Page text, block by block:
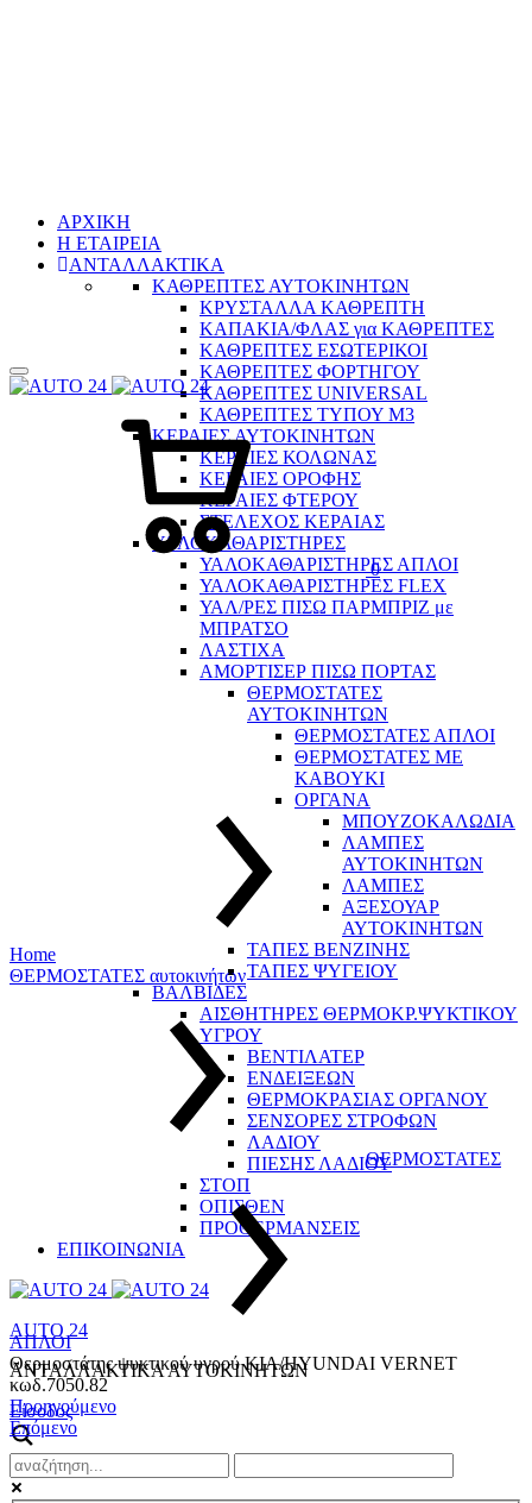
ΑΡΧΙΚΗ
H ΕΤΑΙΡΕΙΑ
ΑΝΤΑΛΛΑΚΤΙΚΑ
ΚΑΘΡΕΠΤΕΣ ΑΥΤΟΚΙΝΗΤΩΝ
ΚΡΥΣΤΑΛΛΑ ΚΑΘΡΕΠΤΗ
ΚΑΠΑΚΙΑ/ΦΛΑΣ για ΚΑΘΡΕΠΤΕΣ
ΚΑΘΡΕΠΤΕΣ ΕΣΩΤΕΡΙΚΟΙ
ΚΑΘΡΕΠΤΕΣ ΦΟΡΤΗΓΟΥ
ΚΑΘΡΕΠΤΕΣ UNIVERSAL
ΚΑΘΡΕΠΤΕΣ ΤΥΠΟΥ Μ3
ΚΕΡΑΙΕΣ ΑΥΤΟΚΙΝΗΤΩΝ
ΚΕΡΑΙΕΣ ΚΟΛΩΝΑΣ
ΚΕΡΑΙΕΣ ΟΡΟΦΗΣ
ΚΕΡΑΙΕΣ ΦΤΕΡΟΥ
ΣΤΕΛΕΧΟΣ ΚΕΡΑΙΑΣ
ΥΑΛΟΚΑΘΑΡΙΣΤΗΡΕΣ
ΥΑΛΟΚΑΘΑΡΙΣΤΗΡΕΣ ΑΠΛΟΙ
ΥΑΛΟΚΑΘΑΡΙΣΤΗΡΕΣ FLEX
ΥΑΛ/ΡΕΣ ΠΙΣΩ ΠΑΡΜΠΡΙΖ με
ΜΠΡΑΤΣΟ
ΛΑΣΤΙΧΑ
ΑΜΟΡΤΙΣΕΡ ΠΙΣΩ ΠΟΡΤΑΣ
ΘΕΡΜΟΣΤΑΤΕΣ
ΑΥΤΟΚΙΝΗΤΩΝ
ΘΕΡΜΟΣΤΑΤΕΣ ΑΠΛΟΙ
ΘΕΡΜΟΣΤΑΤΕΣ ME
KABOYKI
ΟΡΓΑΝΑ
ΜΠΟΥΖΟΚΑΛΩΔΙΑ
ΛΑΜΠΕΣ
ΑΥΤΟΚΙΝΗΤΩΝ
ΛΑΜΠΕΣ
ΑΞΕΣΟΥΑΡ
ΑΥΤΟΚΙΝΗΤΩΝ
ΤΑΠΕΣ ΒΕΝΖΙΝΗΣ
ΤΑΠΕΣ ΨΥΓΕΙΟΥ
ΒΑΛΒΙΔΕΣ
ΑΙΣΘΗΤΗΡΕΣ ΘΕΡΜΟΚΡ.ΨΥΚΤΙΚΟΥ
ΥΓΡΟΥ
ΒΕΝΤΙΛΑΤΕΡ
ΕΝΔΕΙΞΕΩΝ
ΘΕΡΜΟΚΡΑΣΙΑΣ ΟΡΓΑΝΟΥ
ΣΕΝΣΟΡΕΣ ΣΤΡΟΦΩΝ
ΛΑΔΙΟΥ
ΠΙΕΣΗΣ ΛΑΔΙΟΥ
ΣΤΟΠ
ΟΠΙΣΘΕΝ
ΠΡΟΘΕΡΜΑΝΣΕΙΣ
ΕΠΙΚΟΙΝΩΝΙΑ
AUTO 24
ΑΝΤΑΛΛΑΚΤΙΚΑ ΑΥΤΟΚΙΝΗΤΩΝ
Είσοδος
Καλάθι
0
Home
ΘΕΡΜΟΣΤΑΤΕΣ αυτοκινήτων
ΘΕΡΜΟΣΤΑΤΕΣ
ΑΠΛΟΙ
Θερμοστάτης ψυκτικού υγρού KIA/HYUNDAI VERNET
κωδ.7050.82
Product
navigation
Προηγούμενο
Επόμενο